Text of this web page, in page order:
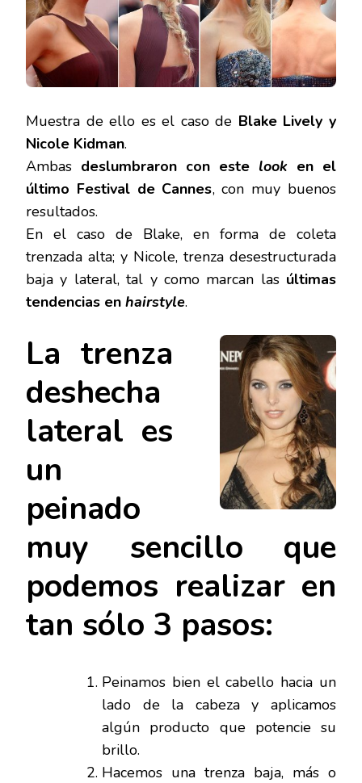
Muestra de ello es el caso de Blake Lively y
Nicole Kidman.
Ambas deslumbraron con este look en el
último Festival de Cannes, con muy buenos
resultados.
En el caso de Blake, en forma de coleta
trenzada alta; y Nicole, trenza desestructurada
baja y lateral, tal y como marcan las últimas
tendencias en hairstyle.
La trenza
deshecha
lateral es
un
peinado
muy sencillo que
podemos realizar en
tan sólo 3 pasos:
Peinamos bien el cabello hacia un
lado de la cabeza y aplicamos
algún producto que potencie su
brillo.
Hacemos una trenza baja, más o